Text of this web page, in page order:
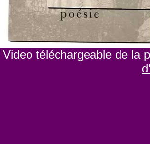
Video téléchargeable de la